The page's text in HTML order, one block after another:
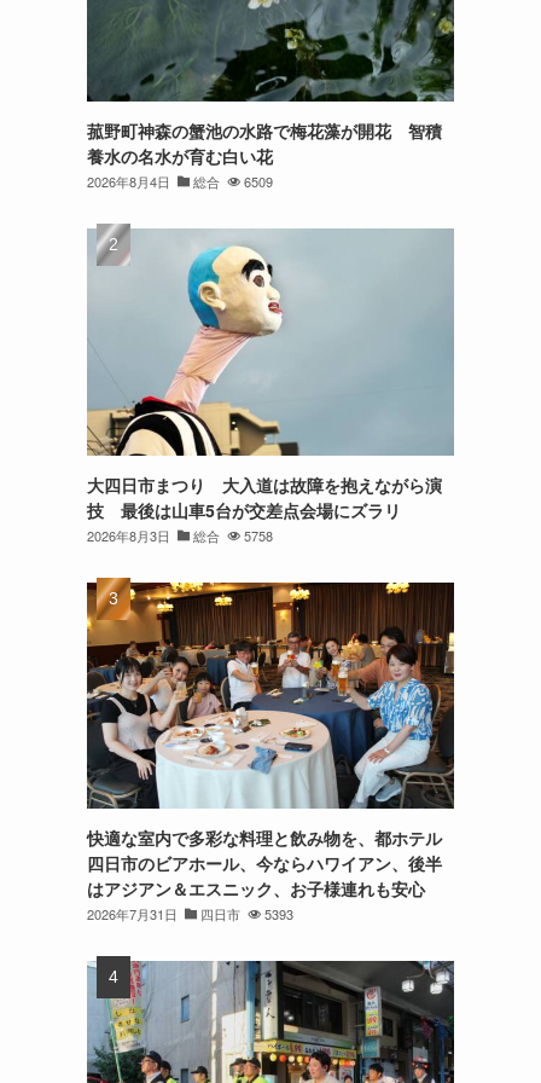
菰野町神森の蟹池の水路で梅花藻が開花 智積
養水の名水が育む白い花
2026年8月4日 総合 6509
大四日市まつり 大入道は故障を抱えながら演
技 最後は山車5台が交差点会場にズラリ
2026年8月3日 総合 5758
快適な室内で多彩な料理と飲み物を、都ホテル
四日市のビアホール、今ならハワイアン、後半
はアジアン＆エスニック、お子様連れも安心
2026年7月31日 四日市 5393